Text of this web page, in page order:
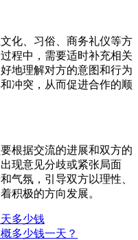
、习俗、商务礼仪等方
程中，需要适时补充相关
地理解对方的意图和行为
冲突，从而促进合作的顺
据交流的进展和双方的
现意见分歧或紧张局面
气氛，引导双方以理性、
积极的方向发展。
多少钱
多少钱一天？